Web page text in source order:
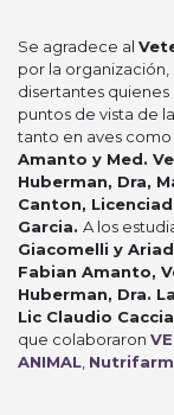
Se agradece al
por la
disertantes
puntos de vista de
tanto en aves como
Amanto y Med.
Huberman, Dra,
Canton,
Garcia. A los
Giacomelli y
Fabian Amanto,
Huberman, Dra.
Lic Claudio
que colaboraron
ANIMAL